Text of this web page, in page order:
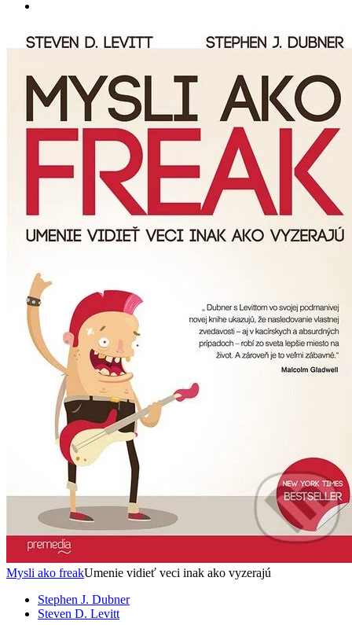
Mysli ako freakUmenie vidieť veci inak ako vyzerajú
Stephen J. Dubner
Steven D. Levitt